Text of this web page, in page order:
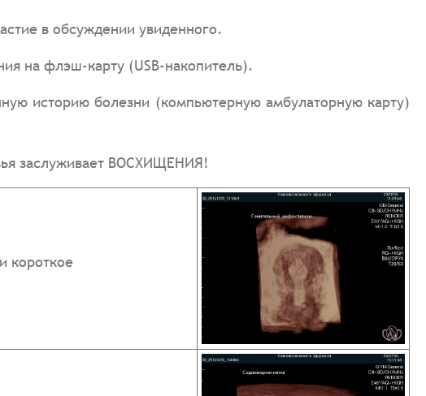
в обсуждении увиденного.
на флэш-карту (USB-накопитель).
историю болезни (компьютерную амбулаторную карту)
заслуживает ВОСХИЩЕНИЯ!
короткое